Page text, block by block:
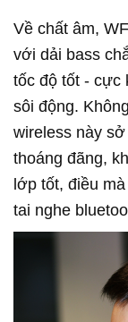
Về chất âm,
với dải bass
tốc độ tốt - cực
sôi động.
wireless này
thoáng đãng,
lớp tốt, điều
tai nghe